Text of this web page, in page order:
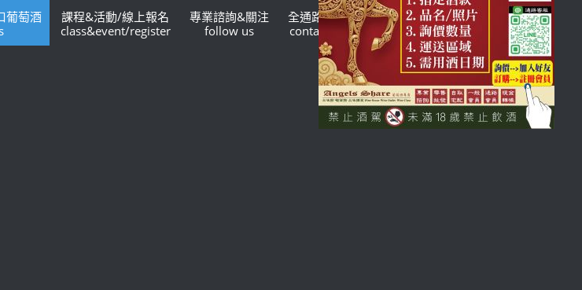
葡萄酒
課程&活動/線上報名
class&event/register
專業諮詢&關注
follow us
全通路客服
contact us
台灣酒商聯盟
TWSMA